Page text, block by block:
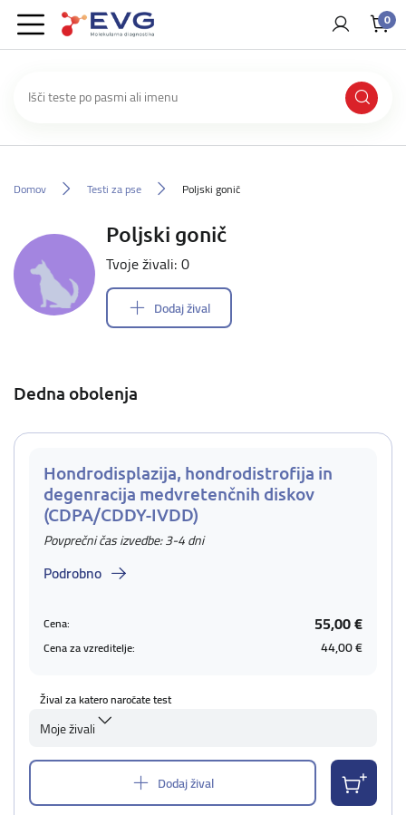
0
Domov Testi za pse Poljski gonič
Poljski gonič
Tvoje živali: 0
Dodaj žival
Dedna obolenja
Hondrodisplazija, hondrodistrofija in
degenracija medvretenčnih diskov
(CDPA/CDDY-IVDD)
Povprečni čas izvedbe: 3-4 dni
Podrobno
Cena: 55,00 €
Cena za vzreditelje: 44,00 €
Žival za katero naročate test
Moje živali
Dodaj žival